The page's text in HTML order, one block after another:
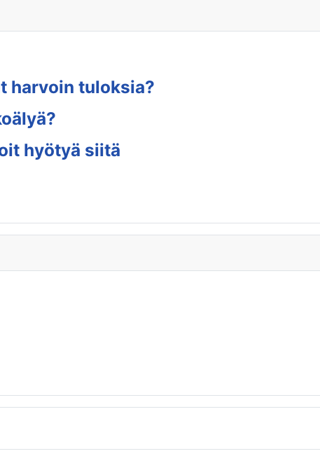
harvoin tuloksia?
hyötyä siitä